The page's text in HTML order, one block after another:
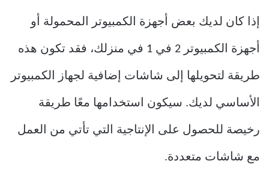
إذا كان لديك بعض أجهزة الكمبيوتر المحمولة أو
أجهزة الكمبيوتر 2 في 1 في منزلك، فقد تكون هذه
طريقة لتحويلها إلى شاشات إضافية لجهاز الكمبيوتر
الأساسي لديك. سيكون استخدامها معًا طريقة
رخيصة للحصول على الإنتاجية التي تأتي من العمل
مع شاشات متعددة.